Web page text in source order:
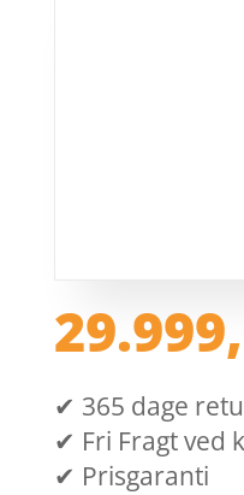
✔ 365 dage
✔ Fri Fragt ved
✔ Prisgaranti